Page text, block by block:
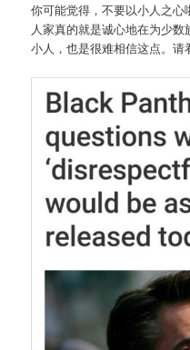
你可能觉得，不要以小人之心
人家真的就是诚心地在为少
小人，也是很难相信这点。请